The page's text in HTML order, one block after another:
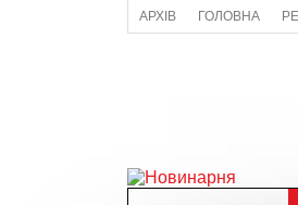
АРХІВ ГОЛОВНА